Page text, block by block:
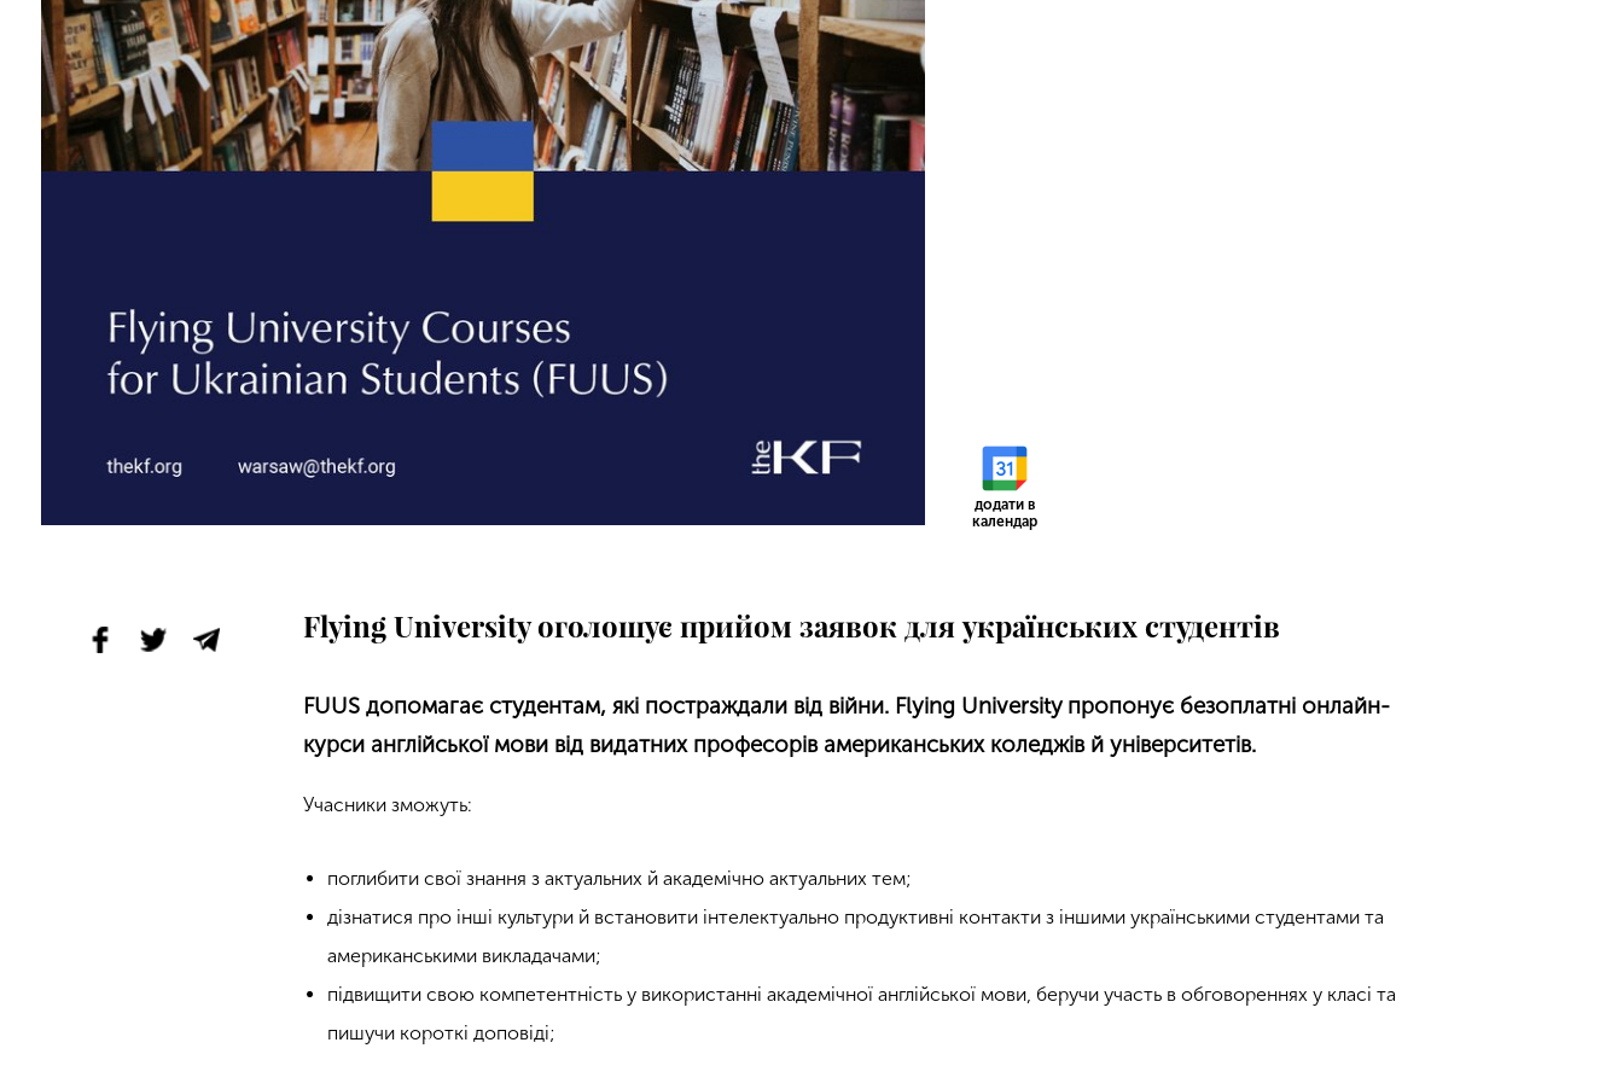
додати в
календар
Flying University оголошує прийом заявок для українських студентів
FUUS допомагає студентам, які постраждали від війни. Flying University пропонує безоплатні онлайн-
курси англійської мови від видатних професорів американських коледжів й університетів.
Учасники зможуть:
поглибити свої знання з актуальних й академічно актуальних тем;
дізнатися про інші культури й встановити інтелектуально продуктивні контакти з іншими українськими студентами та
американськими викладачами;
підвищити свою компетентність у використанні академічної англійської мови, беручи участь в обговореннях у класі та
пишучи короткі доповіді;